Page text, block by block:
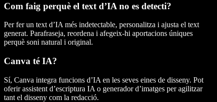
Com faig perquè el text d’IA no es detecti?
Per fer un text d’IA més indetectable, personalitza i ajusta el text
generat. Parafraseja, reordena i afegeix-hi aportacions úniques
perquè soni natural i original.
Canva té IA?
Sí, Canva integra funcions d’IA en les seves eines de disseny. Pot
oferir assistent d’escriptura IA o generador d’imatges per agilitzar
tant el disseny com la redacció.